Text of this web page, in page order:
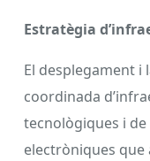
Estratègia
El desplegament i
coordinada
tecnològiques i
electròniques que